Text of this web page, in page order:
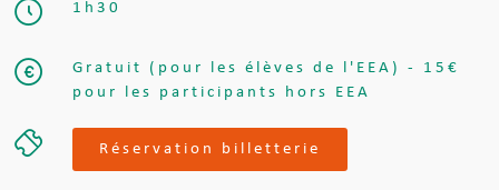
1h30
Gratuit (pour les élèves de l'EEA) - 15€
pour les participants hors EEA
Réservation billetterie